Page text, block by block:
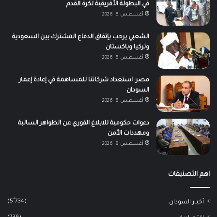
في البطولة الأفريقية لكرة القدم
أغسطس 8, 2026
الشعبي يرحب بإتفاق الدفاع المشترك بين السعودية
وتركيا وباكستان
أغسطس 8, 2026
مصر: استعداد شركاتنا للمساهمة في إعادة إعمار
السودان
أغسطس 8, 2026
دعوات حكومية للابلاغ الفوري عن الظواهر السالبة
ومهددات الأمن
أغسطس 8, 2026
اهم التصنيفات
أخبار السودان (5٬734)